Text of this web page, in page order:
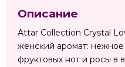
Описание
Attar Collection Crystal
женский аромат:
фруктовых нот и росы в